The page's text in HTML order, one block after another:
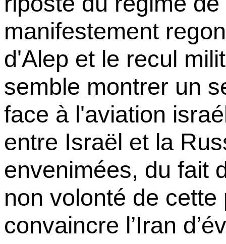
manifestement
d'Alep et le recul
semble montrer un
face à l'aviation
entre Israël et la
envenimées, du fait
non volonté de
convaincre l’Iran